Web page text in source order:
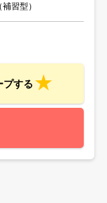
習型）
プする